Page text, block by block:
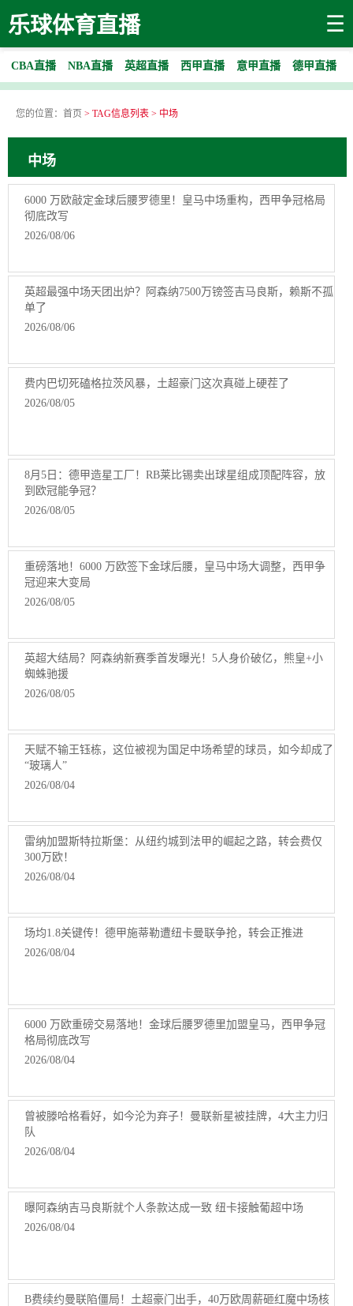
乐球体育直播 ☰
CBA直播 NBA直播 英超直播 西甲直播 意甲直播 德甲直播
您的位置： 首页 > TAG信息列表 > 中场
中场
6000 万欧敲定金球后腰罗德里！皇马中场重构，西甲争冠格局
彻底改写
2026/08/06
英超最强中场天团出炉？阿森纳7500万镑签吉马良斯，赖斯不孤
单了
2026/08/06
费内巴切死磕格拉茨风暴，土超豪门这次真碰上硬茬了
2026/08/05
8月5日：德甲造星工厂！RB莱比锡卖出球星组成顶配阵容，放
到欧冠能争冠？
2026/08/05
重磅落地！6000 万欧签下金球后腰，皇马中场大调整，西甲争
冠迎来大变局
2026/08/05
英超大结局？阿森纳新赛季首发曝光！5人身价破亿，熊皇+小
蜘蛛驰援
2026/08/05
天赋不输王钰栋，这位被视为国足中场希望的球员，如今却成了
“玻璃人”
2026/08/04
雷纳加盟斯特拉斯堡：从纽约城到法甲的崛起之路，转会费仅
300万欧！
2026/08/04
场均1.8关键传！德甲施蒂勒遭纽卡曼联争抢，转会正推进
2026/08/04
6000 万欧重磅交易落地！金球后腰罗德里加盟皇马，西甲争冠
格局彻底改写
2026/08/04
曾被滕哈格看好，如今沦为弃子！曼联新星被挂牌，4大主力归
队
2026/08/04
曝阿森纳吉马良斯就个人条款达成一致 纽卡接触葡超中场
2026/08/04
B费续约曼联陷僵局！土超豪门出手，40万欧周薪砸红魔中场核